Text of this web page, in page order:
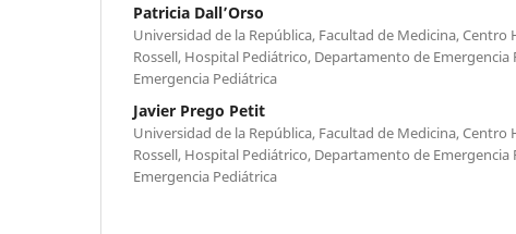
Patricia Dall’Orso
Universidad de la República, Facultad de Medicina, Centro
Rossell, Hospital Pediátrico, Departamento de Emergencia
Emergencia Pediátrica
Javier Prego Petit
Universidad de la República, Facultad de Medicina, Centro
Rossell, Hospital Pediátrico, Departamento de Emergencia
Emergencia Pediátrica